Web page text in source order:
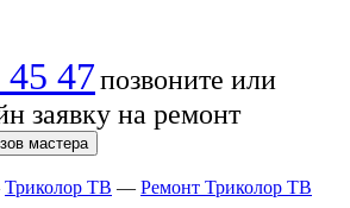
47позвоните или
заявку на ремонт
мастера
Триколор ТВ — Ремонт Триколор ТВ